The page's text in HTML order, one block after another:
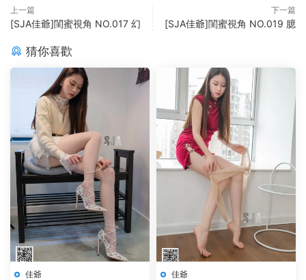
上一篇
[SJA佳爺]閨蜜視角 NO.017 幻
下一篇
[SJA佳爺]閨蜜視角 NO.019 臆
猜你喜歡
佳爺 佳爺